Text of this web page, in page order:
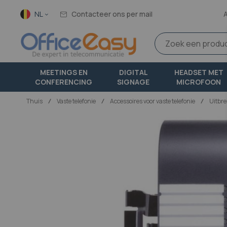
Taal NL Contacteer ons per mail
MEETINGS EN
CONFERENCING
DIGITAL
SIGNAGE
HEADSET MET
MICROFOON
Thuis vaste telefonie Accessoires voor vaste telefonie